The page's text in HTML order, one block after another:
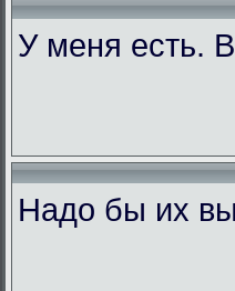
У меня есть.
Надо бы их